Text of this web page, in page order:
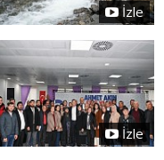
İzle
İzle